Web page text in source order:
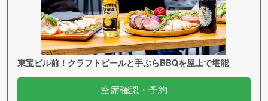
東宝ビル前！クラフトビールと手ぶらBBQを屋上で堪能
空席確認・予約